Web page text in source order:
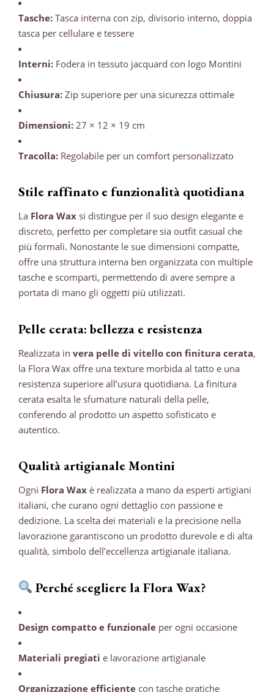
Tasche: Tasca interna con zip, divisorio interno, doppia
tasca per cellulare e tessere
Interni: Fodera in tessuto jacquard con logo Montini
Chiusura: Zip superiore per una sicurezza ottimale
Dimensioni: 27 × 12 × 19 cm
Tracolla: Regolabile per un comfort personalizzato
Stile raffinato e funzionalità quotidiana
La Flora Wax si distingue per il suo design elegante e
discreto, perfetto per completare sia outfit casual che
più formali. Nonostante le sue dimensioni compatte,
offre una struttura interna ben organizzata con multiple
tasche e scomparti, permettendo di avere sempre a
portata di mano gli oggetti più utilizzati.
Pelle cerata: bellezza e resistenza
Realizzata in vera pelle di vitello con finitura cerata,
la Flora Wax offre una texture morbida al tatto e una
resistenza superiore all’usura quotidiana. La finitura
cerata esalta le sfumature naturali della pelle,
conferendo al prodotto un aspetto sofisticato e
autentico.
Qualità artigianale Montini
Ogni Flora Wax è realizzata a mano da esperti artigiani
italiani, che curano ogni dettaglio con passione e
dedizione. La scelta dei materiali e la precisione nella
lavorazione garantiscono un prodotto durevole e di alta
qualità, simbolo dell’eccellenza artigianale italiana.
Perché scegliere la Flora Wax?
Design compatto e funzionale per ogni occasione
Materiali pregiati e lavorazione artigianale
Organizzazione efficiente con tasche pratiche